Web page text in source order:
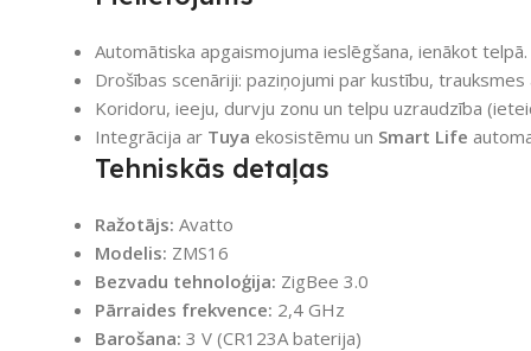
Automātiska apgaismojuma ieslēgšana, ienākot telpā.
Drošības scenāriji: paziņojumi par kustību,
Koridoru, ieeju, durvju zonu un telpu uzraudzība
Integrācija ar Tuya ekosistēmu un Smart Life
Tehniskās detaļas
Ražotājs: Avatto
Modelis: ZMS16
Bezvadu tehnoloģija: ZigBee 3.0
Pārraides frekvence: 2,4 GHz
Barošana: 3 V (CR123A baterija)